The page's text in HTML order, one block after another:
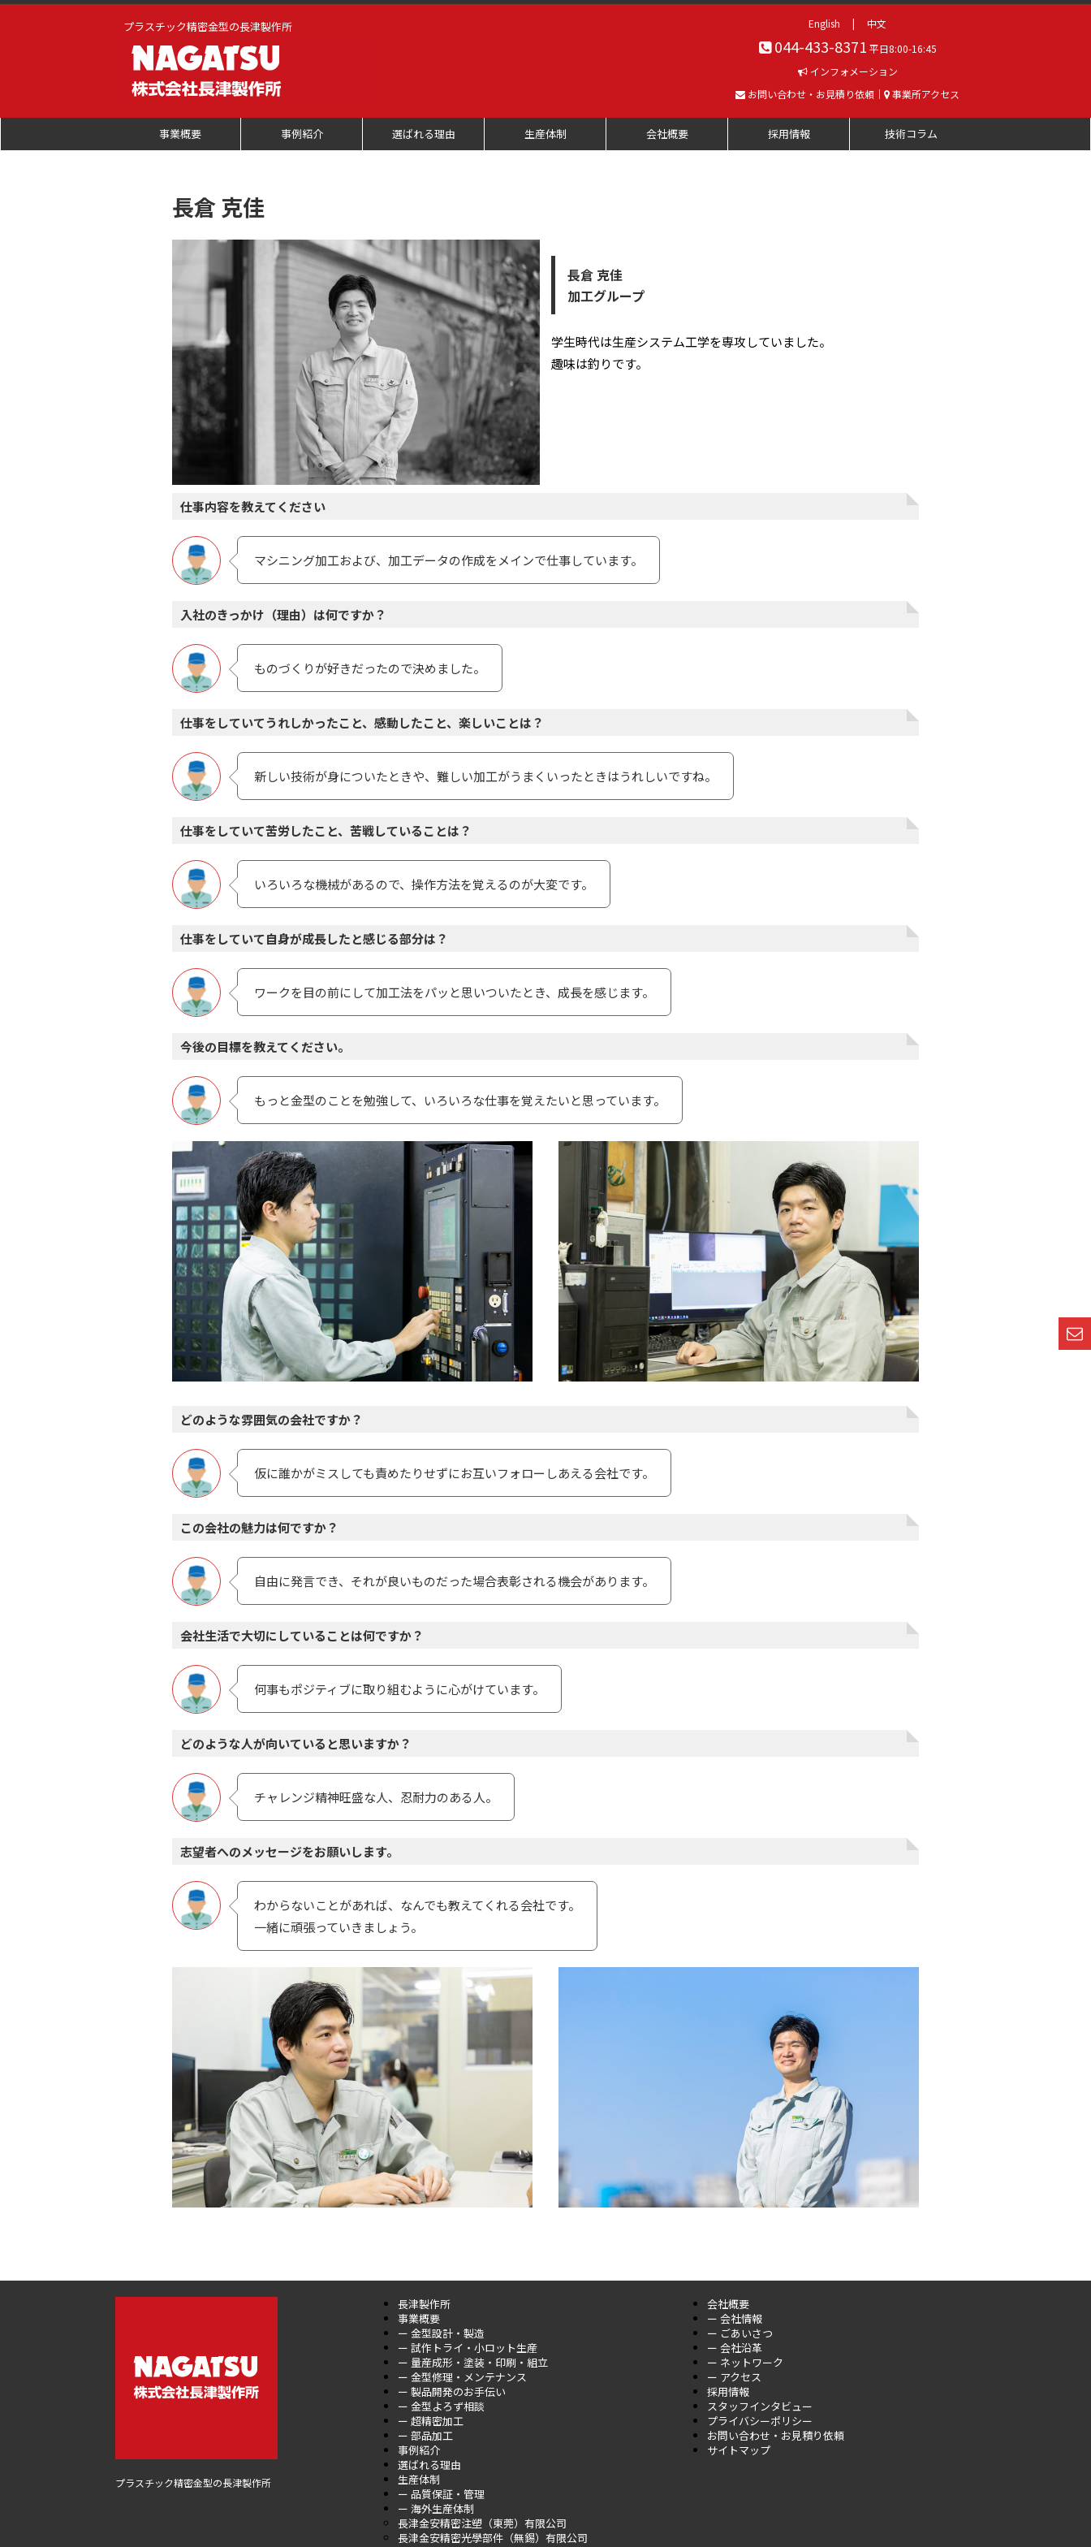
プラスチック精密金型の長津製作所 English | 中文
044-433-8371 平日8:00-16:45
インフォメーション
お問い合わせ・お見積り依頼 ｜ 事業所アクセス
事業概要 事例紹介 選ばれる理由 生産体制 会社概要 採用情報 技術コラム
⻑倉 克佳
⻑倉 克佳
加工グループ
学⽣時代は⽣産システム⼯学を専攻していました。
趣味は釣りです。
仕事内容を教えてください
マシニング加⼯および、加⼯データの作成をメインで仕事しています。
入社のきっかけ（理由）は何ですか？
ものづくりが好きだったので決めました。
仕事をしていてうれしかったこと、感動したこと、楽しいことは？
新しい技術が⾝についたときや、難しい加⼯がうまくいったときはうれしいですね。
仕事をしていて苦労したこと、苦戦していることは？
いろいろな機械があるので、操作⽅法を覚えるのが⼤変です。
仕事をしていて自身が成長したと感じる部分は？
ワークを⽬の前にして加⼯法をパッと思いついたとき、成⻑を感じます。
今後の目標を教えてください。
もっと⾦型のことを勉強して、いろいろな仕事を覚えたいと思っています。
どのような雰囲気の会社ですか？
仮に誰かがミスしても責めたりせずにお互いフォローしあえる会社です。
この会社の魅力は何ですか？
⾃由に発⾔でき、それが良いものだった場合表彰される機会があります。
会社生活で大切にしていることは何ですか？
何事もポジティブに取り組むように⼼がけています。
どのような人が向いていると思いますか？
チャレンジ精神旺盛な⼈、忍耐⼒のある⼈。
志望者へのメッセージをお願いします。
わからないことがあれば、なんでも教えてくれる会社です。
⼀緒に頑張っていきましょう。
長津製作所
事業概要
ー 金型設計・製造
ー 試作トライ・小ロット生産
ー 量産成形・塗装・印刷・組立
ー 金型修理・メンテナンス
ー 製品開発のお手伝い
ー 金型よろず相談
ー 超精密加工
ー 部品加工
事例紹介
選ばれる理由
生産体制
ー 品質保証・管理
ー 海外生産体制
長津金安精密注塑（東莞）有限公司
長津金安精密光學部件（無錫）有限公司
会社概要
ー 会社情報
ー ごあいさつ
ー 会社沿革
ー ネットワーク
ー アクセス
採用情報
スタッフインタビュー
プライバシーポリシー
お問い合わせ・お見積り依頼
サイトマップ
プラスチック精密金型の長津製作所